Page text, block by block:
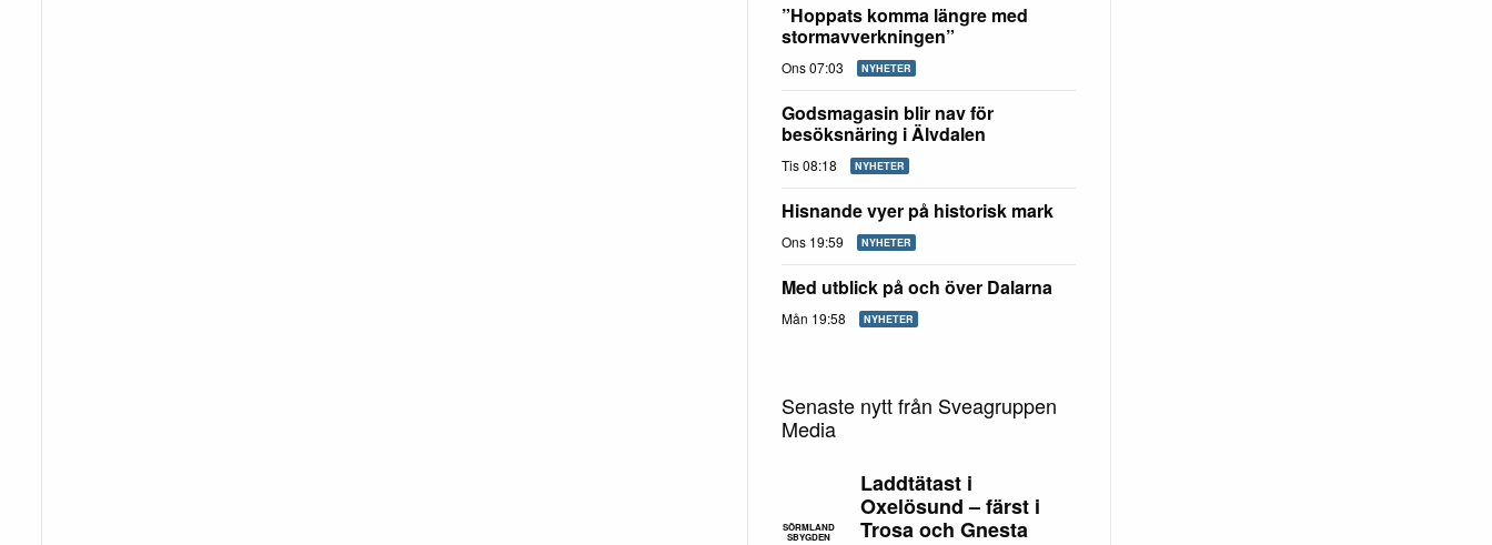
”Hoppats komma längre med
stormavverkningen”
Ons 07:03 NYHETER
Godsmagasin blir nav för
besöksnäring i Älvdalen
Tis 08:18 NYHETER
Hisnande vyer på historisk mark
Ons 19:59 NYHETER
Med utblick på och över Dalarna
Mån 19:58 NYHETER
Senaste nytt från Sveagruppen
Media
SÖRMLAND
SBYGDEN
Laddtätast i
Oxelösund – färst i
Trosa och Gnesta